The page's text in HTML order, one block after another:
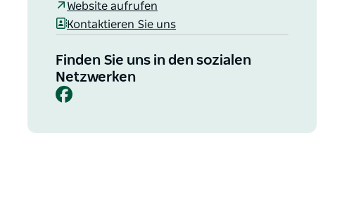
Website aufrufen
Kontaktieren Sie uns
Finden Sie uns in den sozialen
Netzwerken
Facebook